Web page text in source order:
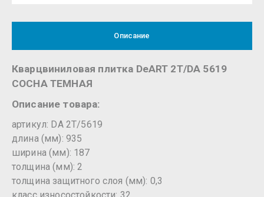
Описание
Кварцвиниловая плитка DeART 2T/DA 5619
СОСНА ТЕМНАЯ
Описание товара:
артикул: DA 2T/5619
длина (мм): 935
ширина (мм): 187
толщина (мм): 2
толщина защитного слоя (мм): 0,3